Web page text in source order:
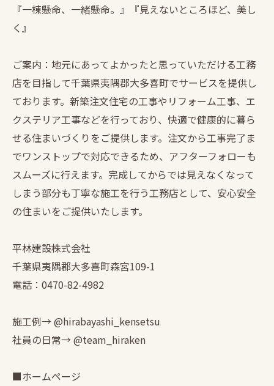
『一棟懸命、一緒懸命。』『見えないところほど、美し
く』
ご案内：地元にあってよかったと思っていただける工務
店を目指して千葉県夷隅郡大多喜町でサービスを提供し
ております。新築注文住宅の工事やリフォーム工事、エ
クステリア工事などを行っており、快適で健康的に暮ら
せる住まいづくりをご提供します。注文から工事完了ま
でワンストップで対応できるため、アフターフォローも
スムーズに行えます。完成してからでは見えなくなって
しまう部分も丁寧な施工を行う工務店として、安心安全
の住まいをご提供いたします。
平林建設株式会社
千葉県夷隅郡大多喜町森宮109-1
電話：0470-82-4982
施工例→ @hirabayashi_kensetsu
社員の日常→ @team_hiraken
■ホームページ